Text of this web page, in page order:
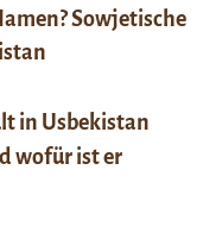
Sowjetische
in Usbekistan
wofür ist er